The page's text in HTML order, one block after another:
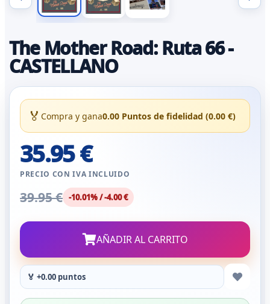
The Mother Road: Ruta 66 -
CASTELLANO
🏅 Compra y gana0.00 Puntos de fidelidad (0.00 €)
35.95 €
PRECIO CON IVA INCLUIDO
39.95 € -10.01% / -4.00 €
AÑADIR AL CARRITO
🏅 +0.00 puntos